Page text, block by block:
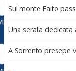
Sul monte Faito
Una serata dedicata
A Sorrento presepe